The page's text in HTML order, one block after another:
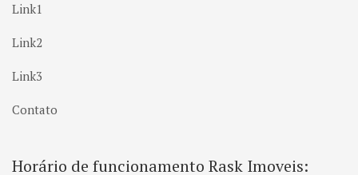
Link1
Link2
Link3
Contato
Horário de funcionamento Rask Imoveis: